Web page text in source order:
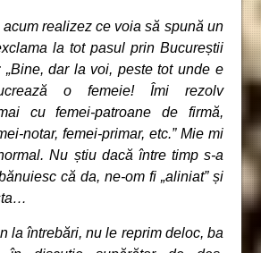
ce voia să spună un
la tot pasul prin Bucureștii
„Bine, dar la voi, peste tot unde e
o femeie! Îmi rezolv
cu femei-patroane de firmă,
notar, femei-primar, etc.” Mie mi
Nu știu dacă între timp s-a
că da, ne-om fi „aliniat” și
nu le reprim deloc, ba